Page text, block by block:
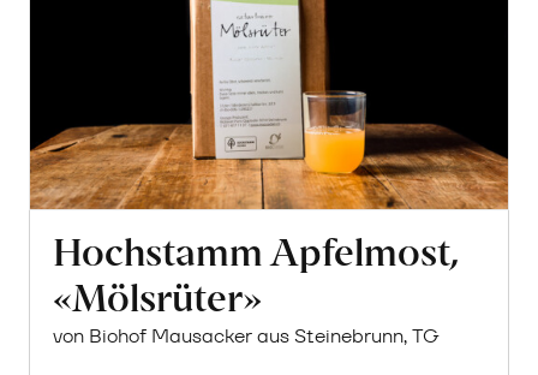
Hochstamm Apfelmost,
«Mölsrüter»
von Biohof Mausacker aus Steinebrunn, TG